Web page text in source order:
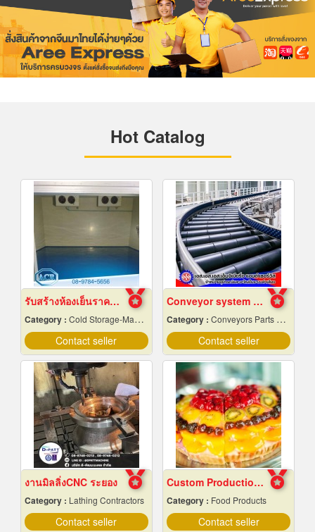
Hot Catalog
รับสร้างห้องเย็นราคาถูก
Category : Cold Storage-Manufacturers & Installation Designer
Contact seller
Conveyor system installation
Category : Conveyors Parts & Supplies
Contact seller
งานมิลลิ่งCNC ระยอง
Category : Lathing Contractors
Contact seller
Custom Production of Jam and Fruit Sauces
Category : Food Products
Contact seller